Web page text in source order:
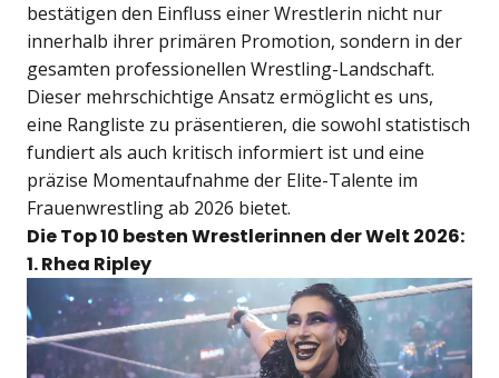
bestätigen den Einfluss einer Wrestlerin nicht nur
innerhalb ihrer primären Promotion, sondern in der
gesamten professionellen Wrestling-Landschaft.
Dieser mehrschichtige Ansatz ermöglicht es uns,
eine Rangliste zu präsentieren, die sowohl statistisch
fundiert als auch kritisch informiert ist und eine
präzise Momentaufnahme der Elite-Talente im
Frauenwrestling ab 2026 bietet.
Die Top 10 besten Wrestlerinnen der Welt 2026:
1. Rhea Ripley